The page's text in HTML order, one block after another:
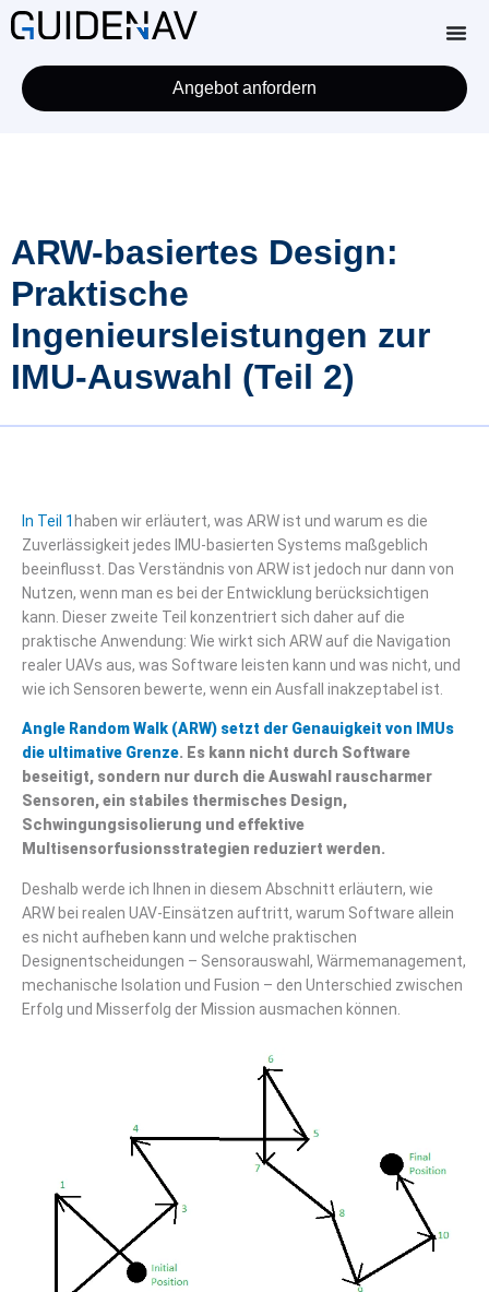
Angebot anfordern
ARW-basiertes Design:
Praktische
Ingenieursleistungen zur
IMU-Auswahl (Teil 2)
In Teil 1 haben wir erläutert, was ARW ist und warum es die
Zuverlässigkeit jedes IMU-basierten Systems maßgeblich
beeinflusst. Das Verständnis von ARW ist jedoch nur dann von
Nutzen, wenn man es bei der Entwicklung berücksichtigen
kann. Dieser zweite Teil konzentriert sich daher auf die
praktische Anwendung: Wie wirkt sich ARW auf die Navigation
realer UAVs aus, was Software leisten kann und was nicht, und
wie ich Sensoren bewerte, wenn ein Ausfall inakzeptabel ist.
Angle Random Walk (ARW) setzt der Genauigkeit von IMUs
die ultimative Grenze. Es kann nicht durch Software
beseitigt, sondern nur durch die Auswahl rauscharmer
Sensoren, ein stabiles thermisches Design,
Schwingungsisolierung und effektive
Multisensorfusionsstrategien reduziert werden.
Deshalb werde ich Ihnen in diesem Abschnitt erläutern, wie
ARW bei realen UAV-Einsätzen auftritt, warum Software allein
es nicht aufheben kann und welche praktischen
Designentscheidungen – Sensorauswahl, Wärmemanagement,
mechanische Isolation und Fusion – den Unterschied zwischen
Erfolg und Misserfolg der Mission ausmachen können.